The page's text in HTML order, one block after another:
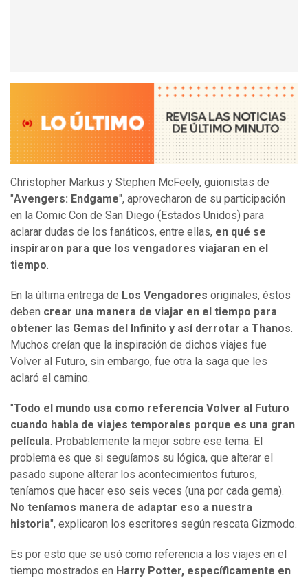
Christopher Markus y Stephen McFeely, guionistas de
"Avengers: Endgame", aprovecharon de su participación
en la Comic Con de San Diego (Estados Unidos) para
aclarar dudas de los fanáticos, entre ellas, en qué se
inspiraron para que los vengadores viajaran en el
tiempo.
En la última entrega de Los Vengadores originales, éstos
deben crear una manera de viajar en el tiempo para
obtener las Gemas del Infinito y así derrotar a Thanos.
Muchos creían que la inspiración de dichos viajes fue
Volver al Futuro, sin embargo, fue otra la saga que les
aclaró el camino.
"Todo el mundo usa como referencia Volver al Futuro
cuando habla de viajes temporales porque es una gran
película. Probablemente la mejor sobre ese tema. El
problema es que si seguíamos su lógica, que alterar el
pasado supone alterar los acontecimientos futuros,
teníamos que hacer eso seis veces (una por cada gema).
No teníamos manera de adaptar eso a nuestra
historia", explicaron los escritores según rescata Gizmodo.
Es por esto que se usó como referencia a los viajes en el
tiempo mostrados en Harry Potter, específicamente en